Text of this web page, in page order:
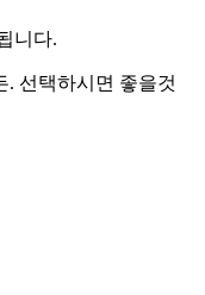
니다.
. 선택하시면 좋을것